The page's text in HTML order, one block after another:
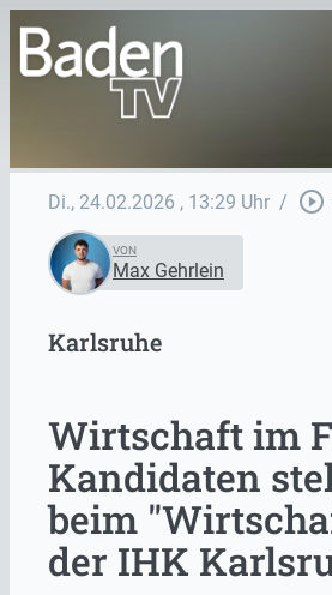
Di., 24.02.2026 , 13:29 Uhr / play_circle_outline
VON
Max Gehrlein
Karlsruhe
Wirtschaft im
Kandidaten
beim
der IHK